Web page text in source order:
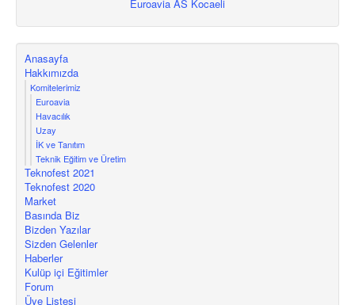
Euroavia AS Kocaeli
Anasayfa
Hakkımızda
Komitelerimiz
Euroavia
Havacılık
Uzay
İK ve Tanıtım
Teknik Eğitim ve Üretim
Teknofest 2021
Teknofest 2020
Market
Basında Biz
Bizden Yazılar
Sizden Gelenler
Haberler
Kulüp içi Eğitimler
Forum
Üye Listesi